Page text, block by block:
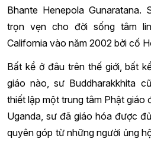
Bhante Henepola
trọn vẹn cho đời sống tâm
California vào năm 2002 bởi cố
Bất kể ở đâu trên thế giới, bất
giáo nào, sư Buddharakkhita
thiết lập một trung tâm Phật giáo
Uganda, sư đã giáo hóa được
quyên góp từ những người ủng